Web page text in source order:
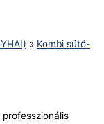
» Kombi sütő-
professzionális